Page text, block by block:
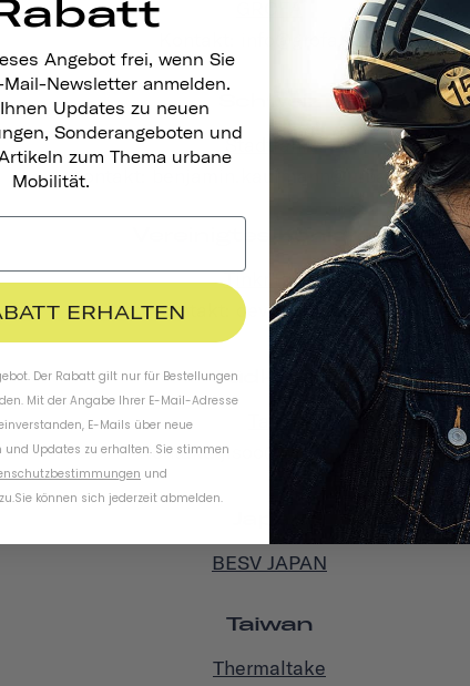
Kontakt: info@grofa.com
Stadtfahrt
Kontakt: benjamin.kaufmann@urbandrive.ch
Vereinigtes Königreich
Tinkr.Bike
Kontakt: devin@tinkr.bike
Südkorea
Kontakt: jisoo@withtaya.com
BESV JAPAN
Taiwan
Thermaltake
Angebot frei, wenn Sie
Newsletter anmelden.
Updates zu neuen
Sonderangeboten und
zum Thema urbane
Mobilität.
ERHALTEN
Der Rabatt gilt nur für Bestellungen
Mit der Angabe Ihrer E-Mail-Adresse
E-Mails über neue
und Updates zu erhalten. Sie stimmen
und
zu.Sie können sich jederzeit abmelden.